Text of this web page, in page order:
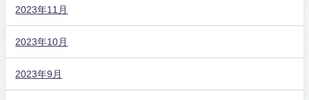
2023年11月
2023年10月
2023年9月